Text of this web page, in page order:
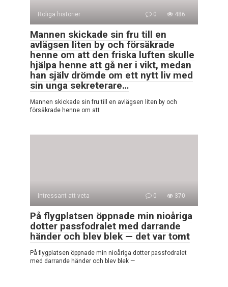
Roliga historier 0 486
Mannen skickade sin fru till en
avlägsen liten by och försäkrade
henne om att den friska luften skulle
hjälpa henne att gå ner i vikt, medan
han själv drömde om ett nytt liv med
sin unga sekreterare…
Mannen skickade sin fru till en avlägsen liten by och
försäkrade henne om att
Intressant att veta 0 370
På flygplatsen öppnade min nioåriga
dotter passfodralet med darrande
händer och blev blek — det var tomt
På flygplatsen öppnade min nioåriga dotter passfodralet
med darrande händer och blev blek —